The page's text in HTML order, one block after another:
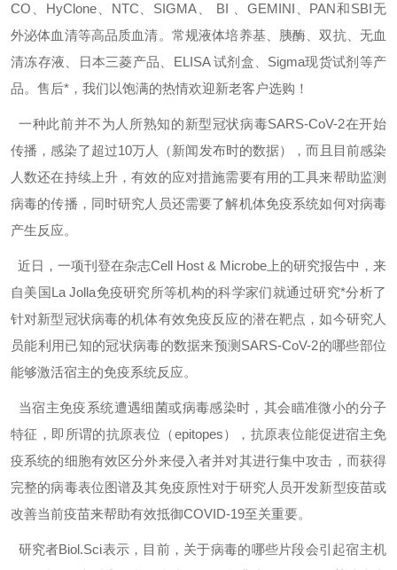
CO、HyClone、NTC、SIGMA、 BI 、GEMINI、PAN和SBI无
外泌体血清等高品质血清。常规液体培养基、胰酶、双抗、无血
清冻存液、日本三菱产品、ELISA 试剂盒、Sigma现货试剂等产
品。售后*，我们以饱满的热情欢迎新老客户选购！
一种此前并不为人所熟知的新型冠状病毒SARS-CoV-2在开始
传播，感染了超过10万人（新闻发布时的数据），而且目前感染
人数还在持续上升，有效的应对措施需要有用的工具来帮助监测
病毒的传播，同时研究人员还需要了解机体免疫系统如何对病毒
产生反应。
近日，一项刊登在杂志Cell Host & Microbe上的研究报告中，来
自美国La Jolla免疫研究所等机构的科学家们就通过研究*分析了
针对新型冠状病毒的机体有效免疫反应的潜在靶点，如今研究人
员能利用已知的冠状病毒的数据来预测SARS-CoV-2的哪些部位
能够激活宿主的免疫系统反应。
当宿主免疫系统遭遇细菌或病毒感染时，其会瞄准微小的分子
特征，即所谓的抗原表位（epitopes），抗原表位能促进宿主免
疫系统的细胞有效区分外来侵入者并对其进行集中攻击，而获得
完整的病毒表位图谱及其免疫原性对于研究人员开发新型疫苗或
改善当前疫苗来帮助有效抵御COVID-19至关重要。
研究者Biol.Sci表示，目前，关于病毒的哪些片段会引起宿主机